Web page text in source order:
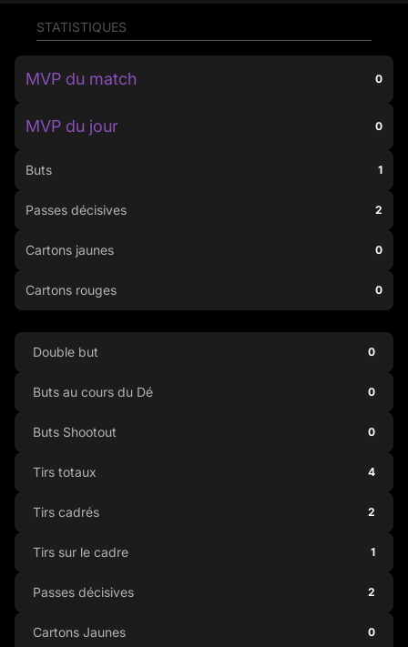
STATISTIQUES
MVP du match 0
MVP du jour 0
Buts 1
Passes décisives 2
Cartons jaunes 0
Cartons rouges 0
Double but 0
Buts au cours du Dé 0
Buts Shootout 0
Tirs totaux 4
Tirs cadrés 2
Tirs sur le cadre 1
Passes décisives 2
Cartons Jaunes 0